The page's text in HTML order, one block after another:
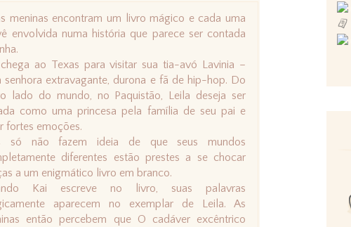
meninas encontram um livro mágico e cada uma
envolvida numa história que parece ser contada
ao Texas para visitar sua tia-avó Lavinia –
senhora extravagante, durona e fã de hip-hop. Do
lado do mundo, no Paquistão, Leila deseja ser
como uma princesa pela família de seu pai e
fortes emoções.
só não fazem ideia de que seus mundos
diferentes estão prestes a se chocar
a um enigmático livro em branco.
Kai escreve no livro, suas palavras
aparecem no exemplar de Leila. As
então percebem que O cadáver excêntrico